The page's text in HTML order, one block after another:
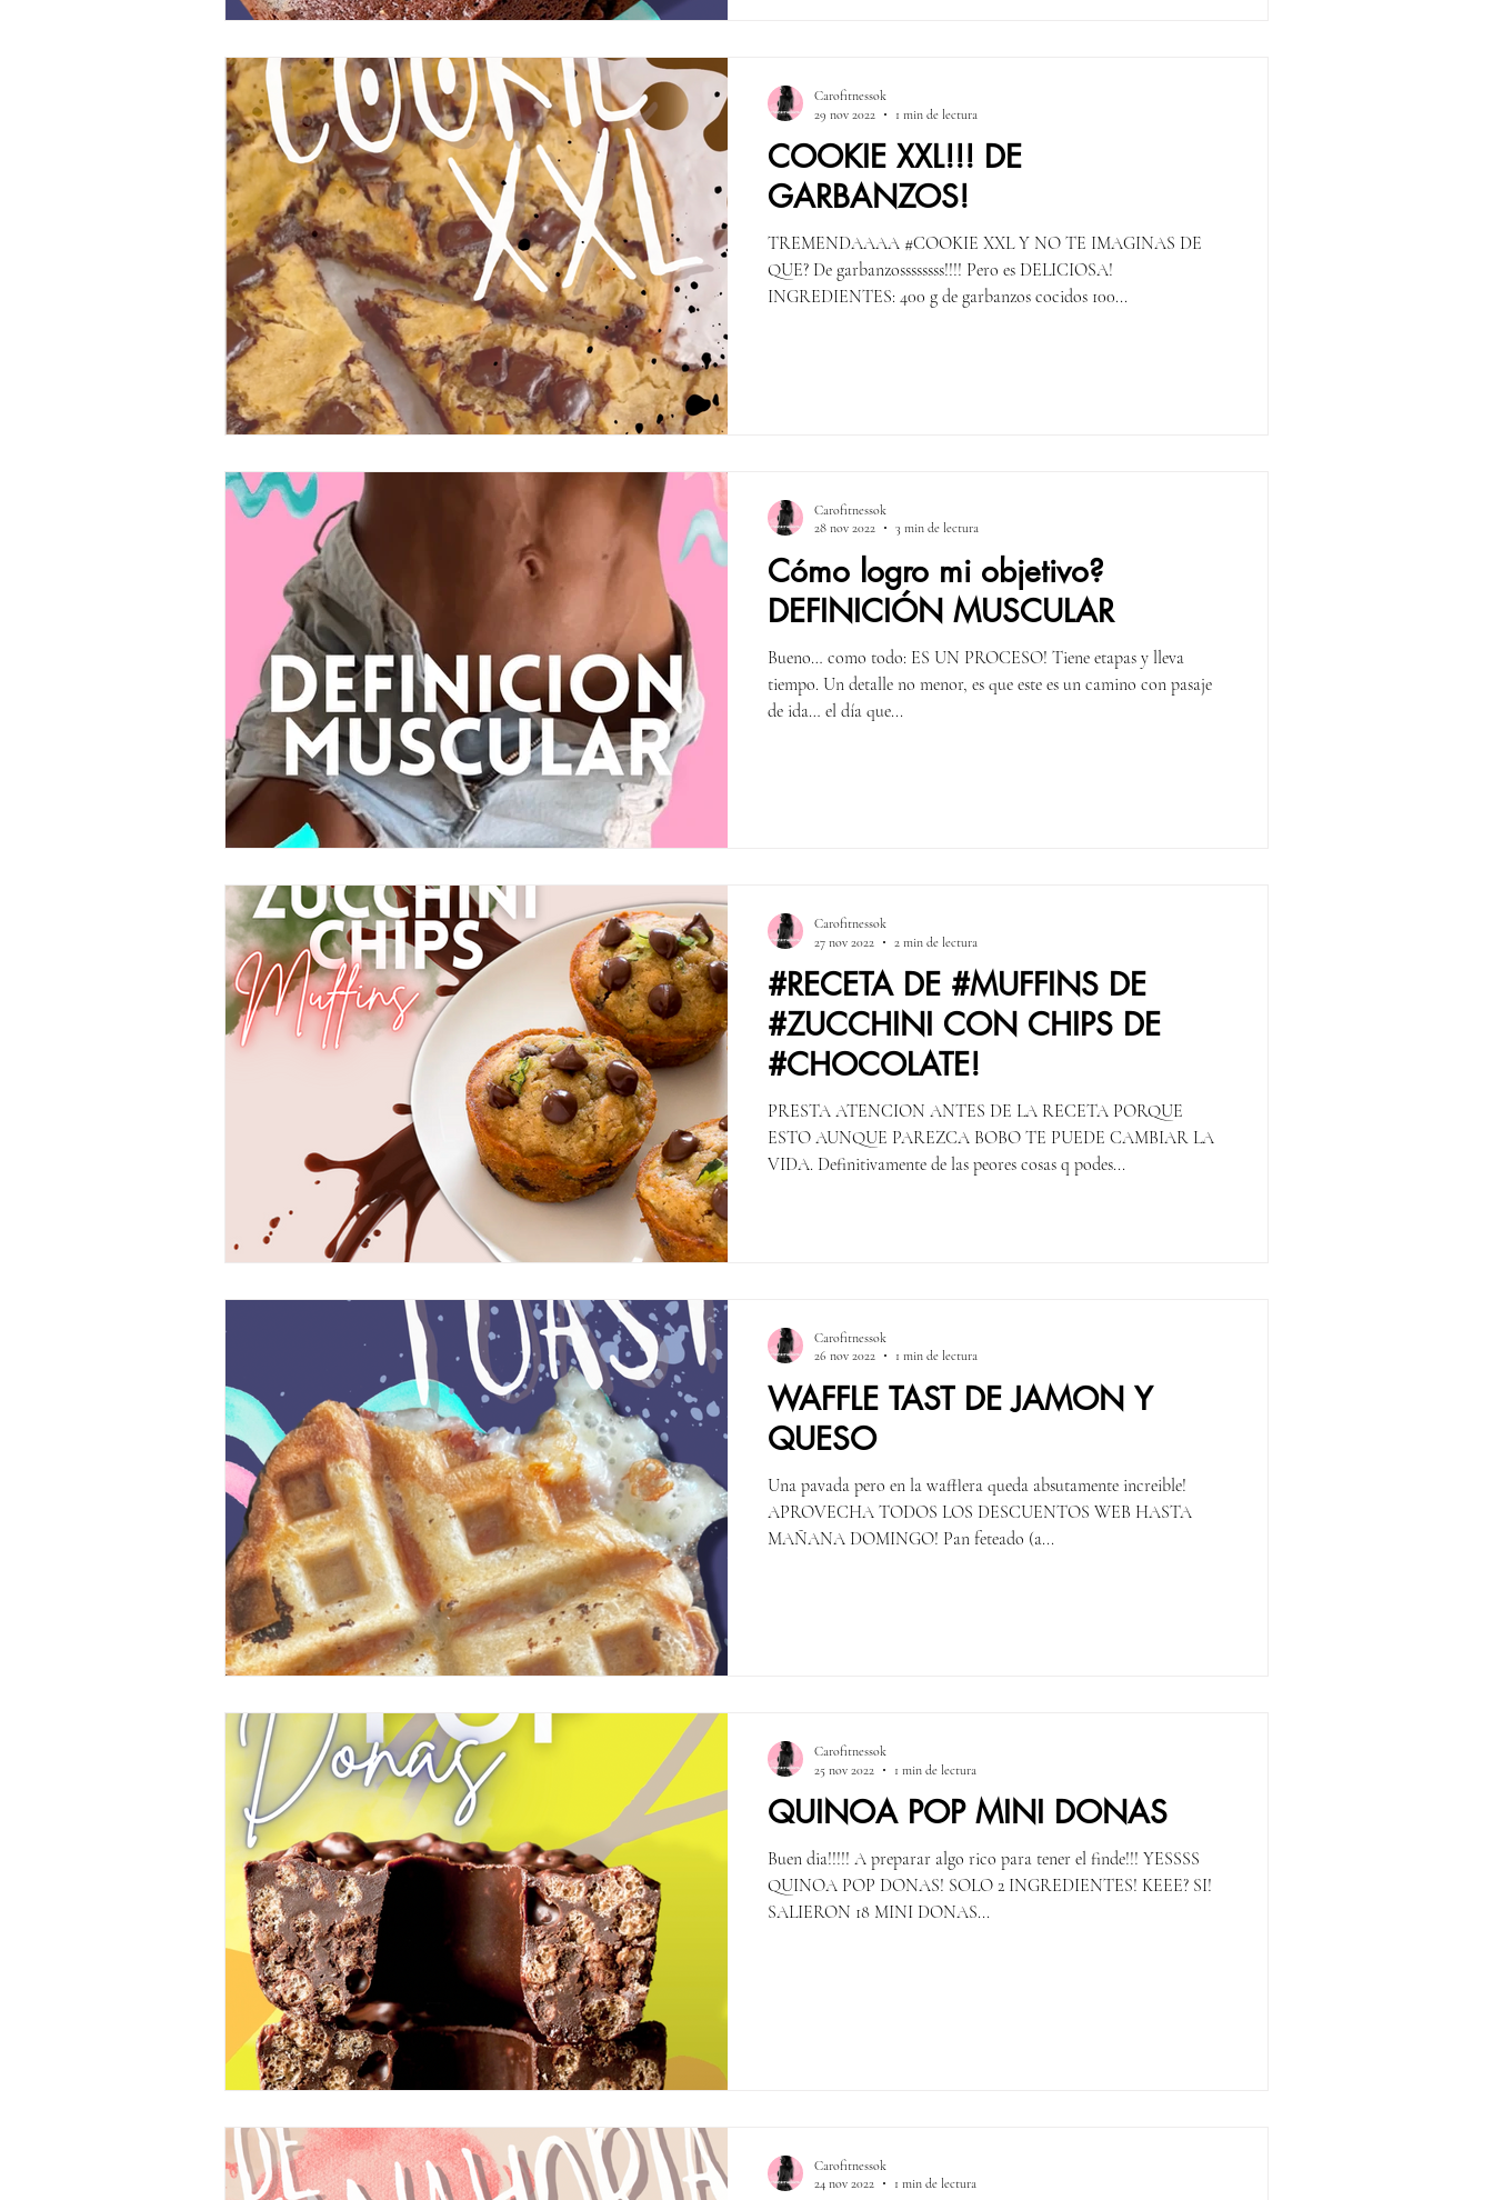
COOKIE XXL!!! DE
GARBANZOS!
TREMENDAAAA #COOKIE XXL Y NO TE IMAGINAS DE
QUE? De garbanzossssssss!!!! Pero es DELICIOSA!
INGREDIENTES: 400 g de garbanzos cocidos 100...
Carofitnessok
29 nov 2022
1 min de lectura
Cómo logro mi objetivo?
DEFINICIÓN MUSCULAR
Bueno… como todo: ES UN PROCESO! Tiene etapas y lleva
tiempo. Un detalle no menor, es que este es un camino con pasaje
de ida… el día que...
Carofitnessok
28 nov 2022
3 min de lectura
#RECETA DE #MUFFINS DE
#ZUCCHINI CON CHIPS DE
#CHOCOLATE!
PRESTA ATENCION ANTES DE LA RECETA PORQUE
ESTO AUNQUE PAREZCA BOBO TE PUEDE CAMBIAR LA
VIDA. Definitivamente de las peores cosas q podes...
Carofitnessok
27 nov 2022
2 min de lectura
WAFFLE TAST DE JAMON Y
QUESO
Una pavada pero en la wafflera queda absutamente increible!
APROVECHA TODOS LOS DESCUENTOS WEB HASTA
MAÑANA DOMINGO! Pan feteado (a...
Carofitnessok
26 nov 2022
1 min de lectura
QUINOA POP MINI DONAS
Buen dia!!!!! A preparar algo rico para tener el finde!!! YESSSS
QUINOA POP DONAS! SOLO 2 INGREDIENTES! KEEE? SI!
SALIERON 18 MINI DONAS...
Carofitnessok
25 nov 2022
1 min de lectura
Carofitnessok
24 nov 2022
1 min de lectura